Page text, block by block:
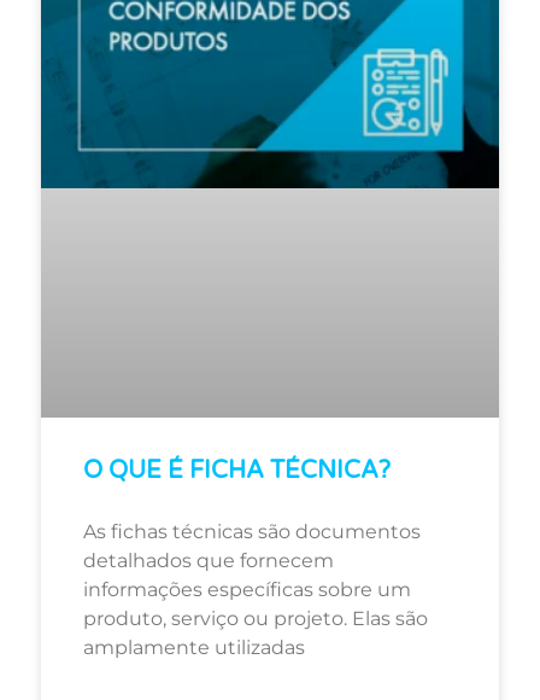
O QUE É FICHA TÉCNICA?
As fichas técnicas são documentos
detalhados que fornecem
informações específicas sobre um
produto, serviço ou projeto. Elas são
amplamente utilizadas